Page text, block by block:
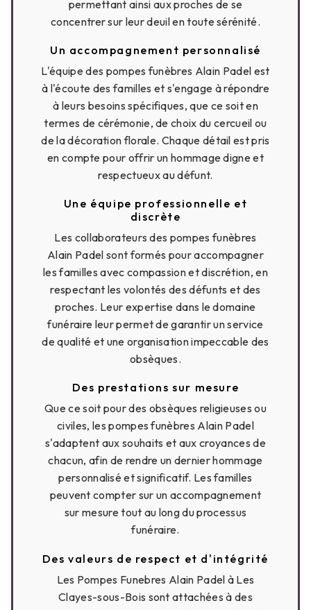
permettant ainsi aux proches de se
concentrer sur leur deuil en toute sérénité.
Un accompagnement personnalisé
L'équipe des pompes funèbres Alain Padel est
à l'écoute des familles et s'engage à répondre
à leurs besoins spécifiques, que ce soit en
termes de cérémonie, de choix du cercueil ou
de la décoration florale. Chaque détail est pris
en compte pour offrir un hommage digne et
respectueux au défunt.
Une équipe professionnelle et
discrète
Les collaborateurs des pompes funèbres
Alain Padel sont formés pour accompagner
les familles avec compassion et discrétion, en
respectant les volontés des défunts et des
proches. Leur expertise dans le domaine
funéraire leur permet de garantir un service
de qualité et une organisation impeccable des
obsèques.
Des prestations sur mesure
Que ce soit pour des obsèques religieuses ou
civiles, les pompes funèbres Alain Padel
s'adaptent aux souhaits et aux croyances de
chacun, afin de rendre un dernier hommage
personnalisé et significatif. Les familles
peuvent compter sur un accompagnement
sur mesure tout au long du processus
funéraire.
Des valeurs de respect et d'intégrité
Les Pompes Funebres Alain Padel à Les
Clayes-sous-Bois sont attachées à des